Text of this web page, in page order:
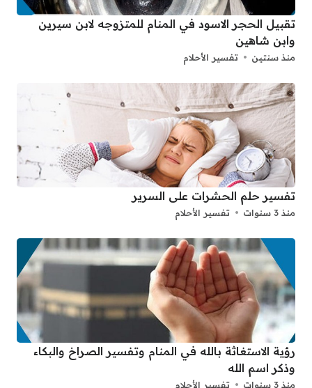
تقبيل الحجر الاسود في المنام للمتزوجه لابن سيرين
وابن شاهين
منذ سنتين تفسير الأحلام
تفسير حلم الحشرات على السرير
منذ 3 سنوات تفسير الأحلام
رؤية الاستغاثة بالله في المنام وتفسير الصراخ والبكاء
وذكر اسم الله
منذ 3 سنوات تفسير الأحلام